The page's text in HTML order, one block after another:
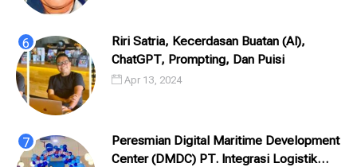
Riri Satria, Kecerdasan Buatan (AI),
ChatGPT, Prompting, Dan Puisi
Apr 13, 2024
Peresmian Digital Maritime Development
Center (DMDC) PT. Integrasi Logistik